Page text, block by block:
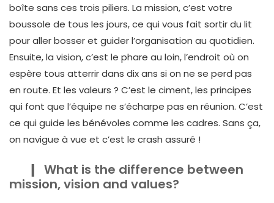
boîte sans ces trois piliers. La mission, c’est votre
boussole de tous les jours, ce qui vous fait sortir du lit
pour aller bosser et guider l’organisation au quotidien.
Ensuite, la vision, c’est le phare au loin, l’endroit où on
espère tous atterrir dans dix ans si on ne se perd pas
en route. Et les valeurs ? C’est le ciment, les principes
qui font que l’équipe ne s’écharpe pas en réunion. C’est
ce qui guide les bénévoles comme les cadres. Sans ça,
on navigue à vue et c’est le crash assuré !
What is the difference between
mission, vision and values?